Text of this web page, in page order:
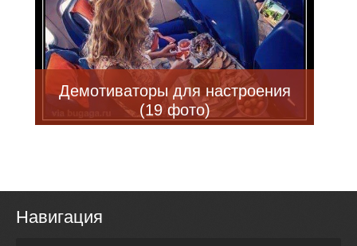
Демотиваторы для настроения
(19 фото)
Навигация